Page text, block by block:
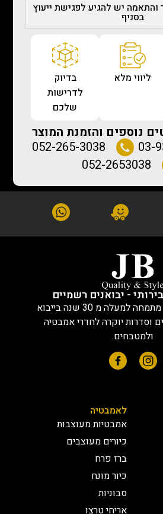
יש להגיע לפגישת ייעוץ
בסניף
ליווי מלא
בדיוק
לדרישות
שלכם
נוספים והזמנת המוצר
03-
052-265-3038
052-2653038
חברת JB, י.בירותי מתמחה למעלה מ 30 שנה בייבוא
וסדרות יוקרה לחדרי אמבטיה
ולמטבחים.
לאמבטיה
אמבטיות מעוצבות
כיורים מעוצבים
ברז פרח
כיור מונח
סבוניות
אריחי טרצו